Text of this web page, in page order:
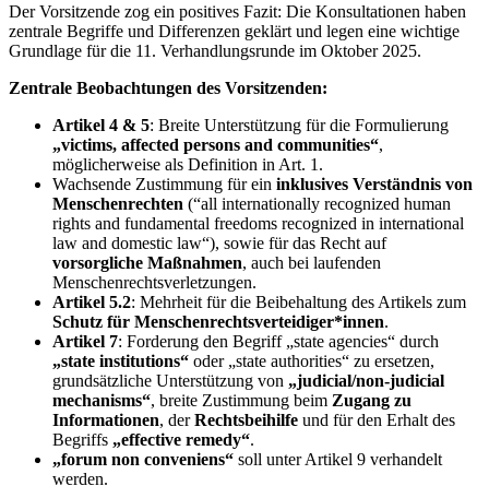
Der Vorsitzende zog ein positives Fazit: Die Konsultationen haben
zentrale Begriffe und Differenzen geklärt und legen eine wichtige
Grundlage für die 11. Verhandlungsrunde im Oktober 2025.
Zentrale Beobachtungen des Vorsitzenden:
Artikel 4 & 5: Breite Unterstützung für die Formulierung
„victims, affected persons and communities“,
möglicherweise als Definition in Art. 1.
Wachsende Zustimmung für ein inklusives Verständnis von
Menschenrechten (“all internationally recognized human
rights and fundamental freedoms recognized in international
law and domestic law“), sowie für das Recht auf
vorsorgliche Maßnahmen, auch bei laufenden
Menschenrechtsverletzungen.
Artikel 5.2: Mehrheit für die Beibehaltung des Artikels zum
Schutz für Menschenrechtsverteidiger*innen.
Artikel 7: Forderung den Begriff „state agencies“ durch
„state institutions“ oder „state authorities“ zu ersetzen,
grundsätzliche Unterstützung von „judicial/non-judicial
mechanisms“, breite Zustimmung beim Zugang zu
Informationen, derRechtsbeihilfe und für den Erhalt des
Begriffs „effective remedy“.
„forum non conveniens“ soll unter Artikel 9 verhandelt
werden.